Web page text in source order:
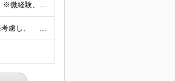
★分野・年数・工程を問わず、インフラ分野でのエンジニア経験をお持ちの方 ★学歴不問！ ※微経験、ブランクのある方も大歓迎です！ ※今回の募集では一人でも多くの方とお会いさせていただく予定です！ ≪求める人物像≫ ◎エンジニア主体の思考を持った会社で働きたい方 ◎スキルに見合った収入を手にしたい方 ◎会社都合の環境から抜け出したい方 この仕事の向き・不向き
月額25万円～52万円＋賞与年2回(前年度実績4.6ヶ月分) ※知識・スキル・経験年数を最大限考慮し、 十分な話し合いのうえ決定いたします。 ※別途、交通費支給(月5万円まで)あり ※試用期間6ヶ月あり(給与に変更なし)